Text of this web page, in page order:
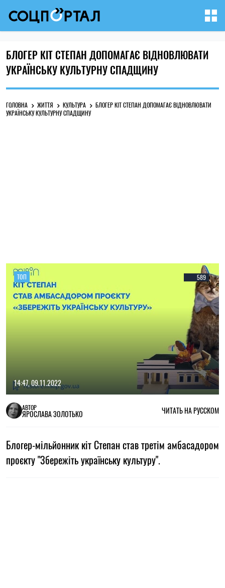
БЛОГЕР КІТ СТЕПАН ДОПОМАГАЄ ВІДНОВЛЮВАТИ
УКРАЇНСЬКУ КУЛЬТУРНУ СПАДЩИНУ
ГОЛОВНА ЖИТТЯ КУЛЬТУРА
БЛОГЕР КІТ СТЕПАН ДОПОМАГАЄ ВІДНОВЛЮВАТИ
УКРАЇНСЬКУ КУЛЬТУРНУ СПАДЩИНУ
589
ТОП
14:47, 09.11.2022
АВТОР
ЯРОСЛАВА ЗОЛОТЬКО ЧИТАТЬ НА РУССКОМ
Блогер-мільйонник кіт Степан став третім амбасадором
проєкту "Збережіть українську культуру".